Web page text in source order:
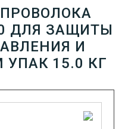
ДЛЯ ЗАЩИТЫ
И
УПАК 15.0 КГ